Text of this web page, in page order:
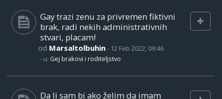
Gay trazi zenu za privremen fiktivni
brak, radi nekih administrativnih
stvari, placam!
od Marsaltolbuhin- 12 Feb 2022, 09:46
- u: Gej brakovi i roditeljstvo
Da li sam bi ako želim da imam